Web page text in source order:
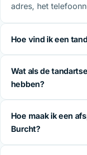
adres, het
Hoe vind ik een
Wat als de
hebben?
Hoe maak ik een
Burcht?